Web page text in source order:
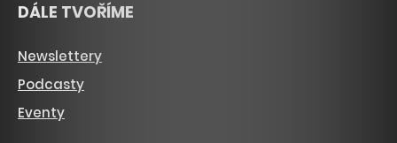
DÁLE TVOŘÍME
Newslettery
Podcasty
Eventy